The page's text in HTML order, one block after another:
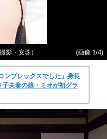
影・安珠） (画像 1/4)
ンプレックスでした」身長
夫妻の娘・ミオが初グラ